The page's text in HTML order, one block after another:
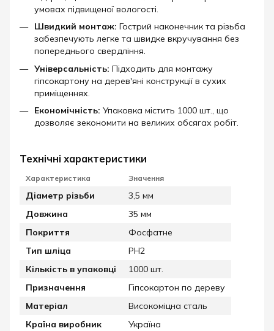
умовах підвищеної вологості.
Швидкий монтаж: Гострий наконечник та різьба
забезпечують легке та швидке вкручування без
попереднього свердління.
Універсальність: Підходить для монтажу
гіпсокартону на дерев'яні конструкції в сухих
приміщеннях.
Економічність: Упаковка містить 1000 шт., що
дозволяє зекономити на великих обсягах робіт.
Технічні характеристики
Характеристика Значення
Діаметр різьби
3,5 мм
Довжина
35 мм
Покриття
Фосфатне
Тип шліца
PH2
Кількість в упаковці
1000 шт.
Призначення
Гіпсокартон по дереву
Матеріал
Високоміцна сталь
Країна виробник
Україна